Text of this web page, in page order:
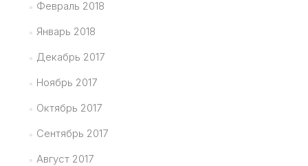
Февраль 2018
Январь 2018
Декабрь 2017
Ноябрь 2017
Октябрь 2017
Сентябрь 2017
Август 2017